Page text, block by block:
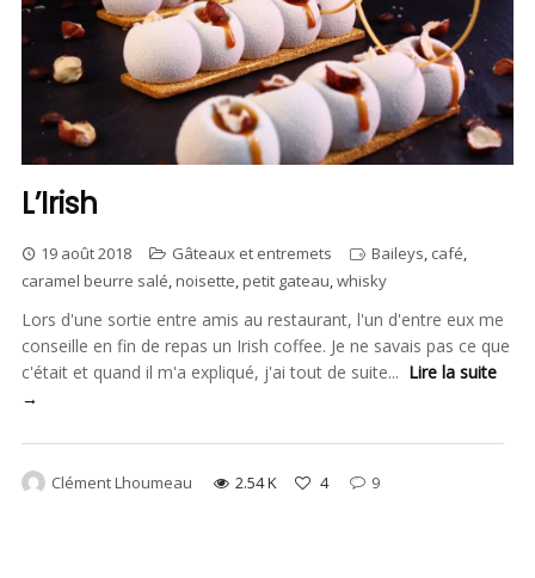
L’Irish
19 août 2018 Gâteaux et entremets Baileys, café,
caramel beurre salé,noisette,petit gateau,whisky
Lors d'une sortie entre amis au restaurant, l'un d'entre eux me
conseille en fin de repas un Irish coffee. Je ne savais pas ce que
c'était et quand il m'a expliqué, j'ai tout de suite... Lire la suite
→
Clément Lhoumeau 2.54 K 4 9